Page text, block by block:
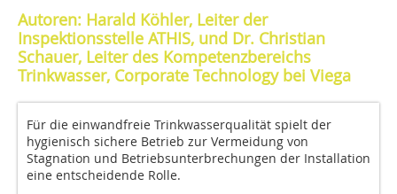
Autoren: Harald Köhler, Leiter der
Inspektionsstelle ATHIS, und Dr. Christian
Schauer, Leiter des Kompetenzbereichs
Trinkwasser, Corporate Technology bei Viega
Für die einwandfreie Trinkwasserqualität spielt der
hygienisch sichere Betrieb zur Vermeidung von
Stagnation und Betriebsunterbrechungen der Installation
eine entscheidende Rolle.